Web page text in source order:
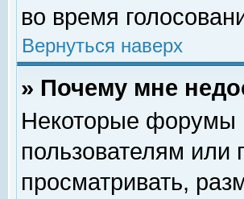
во время
Вернуться наверх
» Почему мне
Некоторые форумы
пользователям или
просматривать,